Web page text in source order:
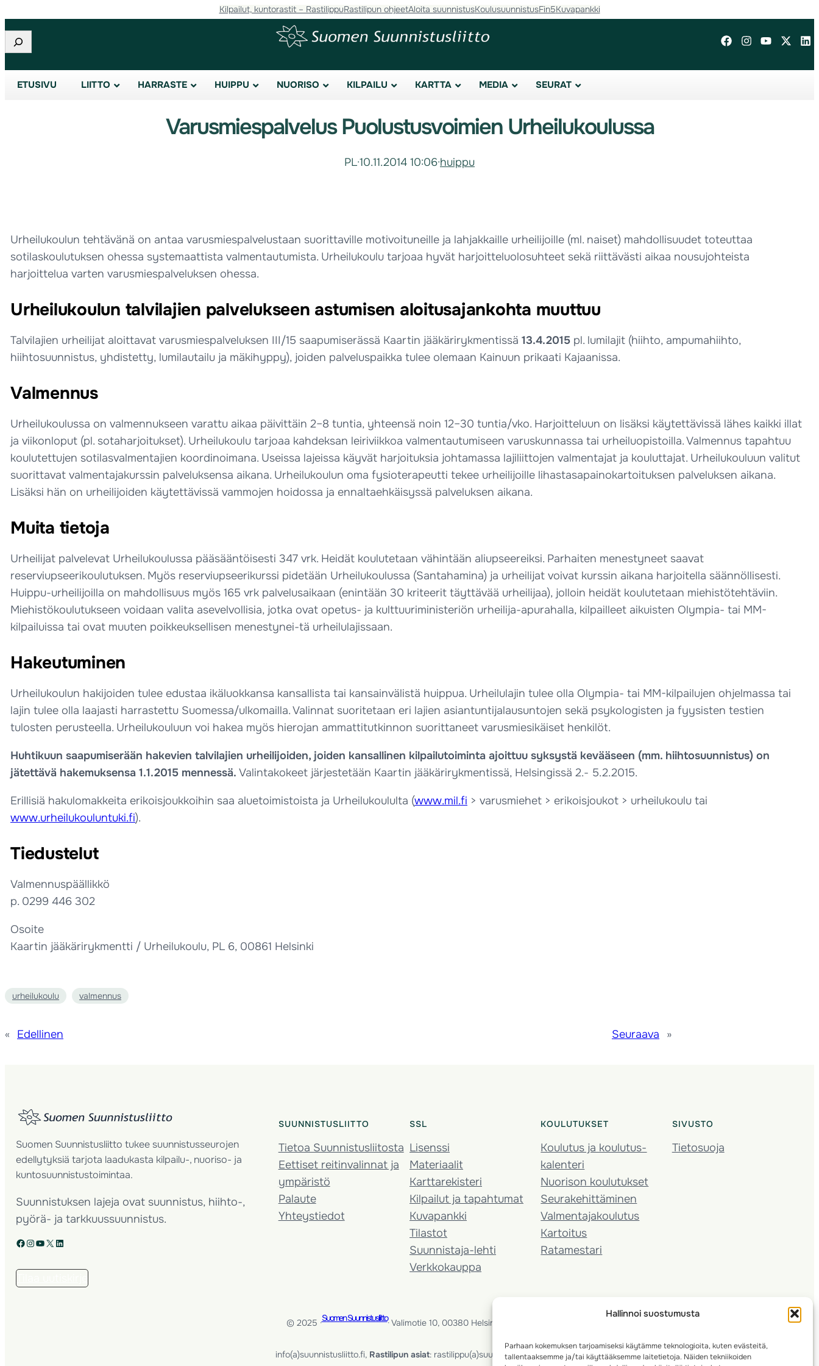
Hallinnoi suostumusta
Parhaan kokemuksen tarjoamiseksi käytämme teknologioita, kuten evästeitä,
tallentaaksemme ja/tai käyttääksemme laitetietoja. Näiden tekniikoiden
Kilpailut, kuntorastit – RastilippuRastilipun ohjeetAloita suunnistusKoulusuunnistusFin5Kuvapankki
Etsi
ETUSIVU LIITTO HARRASTE HUIPPU NUORISO KILPAILU KARTTA MEDIA SEURAT
Varusmiespalvelus Puolustusvoimien Urheilukoulussa
PL·10.11.2014 10:06·huippu
Urheilukoulun tehtävänä on antaa varusmiespalvelustaan suorittaville motivoituneille ja lahjakkaille urheilijoille (ml. naiset) mahdollisuudet toteuttaa
sotilaskoulutuksen ohessa systemaattista valmentautumista. Urheilukoulu tarjoaa hyvät harjoitteluolosuhteet sekä riittävästi aikaa nousujohteista
harjoittelua varten varusmiespalveluksen ohessa.
Urheilukoulun talvilajien palvelukseen astumisen aloitusajankohta muuttuu
Talvilajien urheilijat aloittavat varusmiespalveluksen III/15 saapumiserässä Kaartin jääkärirykmentissä 13.4.2015 pl. lumilajit (hiihto, ampumahiihto,
hiihtosuunnistus, yhdistetty, lumilautailu ja mäkihyppy), joiden palveluspaikka tulee olemaan Kainuun prikaati Kajaanissa.
Valmennus
Urheilukoulussa on valmennukseen varattu aikaa päivittäin 2–8 tuntia, yhteensä noin 12–30 tuntia/vko. Harjoitteluun on lisäksi käytettävissä lähes kaikki illat
ja viikonloput (pl. sotaharjoitukset). Urheilukoulu tarjoaa kahdeksan leiriviikkoa valmentautumiseen varuskunnassa tai urheiluopistoilla. Valmennus tapahtuu
koulutettujen sotilasvalmentajien koordinoimana. Useissa lajeissa käyvät harjoituksia johtamassa lajiliittojen valmentajat ja kouluttajat. Urheilukouluun valitut
suorittavat valmentajakurssin palveluksensa aikana. Urheilukoulun oma fysioterapeutti tekee urheilijoille lihastasapainokartoituksen palveluksen aikana.
Lisäksi hän on urheilijoiden käytettävissä vammojen hoidossa ja ennaltaehkäisyssä palveluksen aikana.
Muita tietoja
Urheilijat palvelevat Urheilukoulussa pääsääntöisesti 347 vrk. Heidät koulutetaan vähintään aliupseereiksi. Parhaiten menestyneet saavat
reserviupseerikoulutuksen. Myös reserviupseerikurssi pidetään Urheilukoulussa (Santahamina) ja urheilijat voivat kurssin aikana harjoitella säännöllisesti.
Huippu-urheilijoilla on mahdollisuus myös 165 vrk palvelusaikaan (enintään 30 kriteerit täyttävää urheilijaa), jolloin heidät koulutetaan miehistötehtäviin.
Miehistökoulutukseen voidaan valita asevelvollisia, jotka ovat opetus- ja kulttuuriministeriön urheilija-apurahalla, kilpailleet aikuisten Olympia- tai MM-
kilpailuissa tai ovat muuten poikkeuksellisen menestynei-tä urheilulajissaan.
Hakeutuminen
Urheilukoulun hakijoiden tulee edustaa ikäluokkansa kansallista tai kansainvälistä huippua. Urheilulajin tulee olla Olympia- tai MM-kilpailujen ohjelmassa tai
lajin tulee olla laajasti harrastettu Suomessa/ulkomailla. Valinnat suoritetaan eri lajien asiantuntijalausuntojen sekä psykologisten ja fyysisten testien
tulosten perusteella. Urheilukouluun voi hakea myös hierojan ammattitutkinnon suorittaneet varusmiesikäiset henkilöt.
Huhtikuun saapumiserään hakevien talvilajien urheilijoiden, joiden kansallinen kilpailutoiminta ajoittuu syksystä kevääseen (mm. hiihtosuunnistus) on
jätettävä hakemuksensa 1.1.2015 mennessä. Valintakokeet järjestetään Kaartin jääkärirykmentissä, Helsingissä 2.- 5.2.2015.
Erillisiä hakulomakkeita erikoisjoukkoihin saa aluetoimistoista ja Urheilukoululta (www.mil.fi > varusmiehet > erikoisjoukot > urheilukoulu tai
www.urheilukouluntuki.fi).
Tiedustelut
Valmennuspäällikkö
p. 0299 446 302
Osoite
Kaartin jääkärirykmentti / Urheilukoulu, PL 6, 00861 Helsinki
urheilukoulu valmennus
« Edellinen Seuraava »
Suomen Suunnistusliitto tukee suunnistusseurojen
edellytyksiä tarjota laadukasta kilpailu-, nuoriso- ja
kuntosuunnistustoimintaa.
Suunnistuksen lajeja ovat suunnistus, hiihto-,
pyörä- ja tarkkuussuunnistus.
Facebook Instagram YouTube X LinkedIn
SUUNNISTUSLIITTO
Tietoa Suunnistusliitosta
Eettiset reitinvalinnat ja
ympäristö
Palaute
Yhteystiedot
SSL
Lisenssi
Materiaalit
Karttarekisteri
Kilpailut ja tapahtumat
Kuvapankki
Tilastot
Suunnistaja-lehti
Verkkokauppa
KOULUTUKSET
Koulutus ja koulutus­
kalenteri
Nuorison koulutukset
Seura­kehittäminen
Valmentaja­koulutus
Kartoitus
Ratamestari
SIVUSTO
Tietosuoja
© 2025 ·Suomen Suunnistusliitto· Valimotie 10, 00380 Helsinki, Finland
info(a)suunnistusliitto.fi, Rastilipun asiat: rastilippu(a)suunnistusliitto.fi